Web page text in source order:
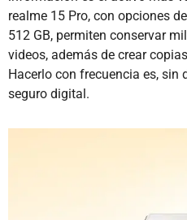
realme 15 Pro, con opciones
512 GB, permiten conservar
videos, además de crear
Hacerlo con frecuencia es, sin
seguro digital.